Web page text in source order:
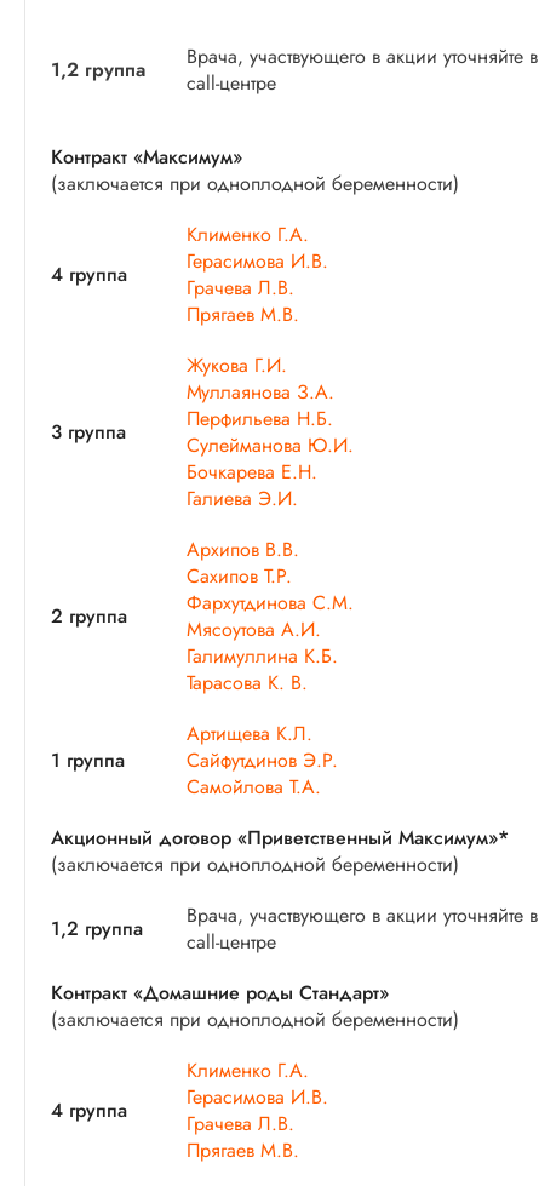
1,2 группа
Врача, участвующего в акции уточняйте в
call-центре
Контракт «Максимум»
(заключается при одноплодной беременности)
4 группа
Клименко Г.А.
Герасимова И.В.
Грачева Л.В.
Прягаев М.В.
3 группа
Жукова Г.И.
Муллаянова З.А.
Перфильева Н.Б.
Сулейманова Ю.И.
Бочкарева Е.Н.
Галиева Э.И.
2 группа
Архипов В.В.
Сахипов Т.Р.
Фархутдинова С.М.
Мясоутова А.И.
Галимуллина К.Б.
Тарасова К. В.
1 группа
Артищева К.Л.
Сайфутдинов Э.Р.
Самойлова Т.А.
Акционный договор «Приветственный Максимум»*
(заключается при одноплодной беременности)
1,2 группа
Врача, участвующего в акции уточняйте в
call-центре
Контракт «Домашние роды Стандарт»
(заключается при одноплодной беременности)
4 группа
Клименко Г.А.
Герасимова И.В.
Грачева Л.В.
Прягаев М.В.